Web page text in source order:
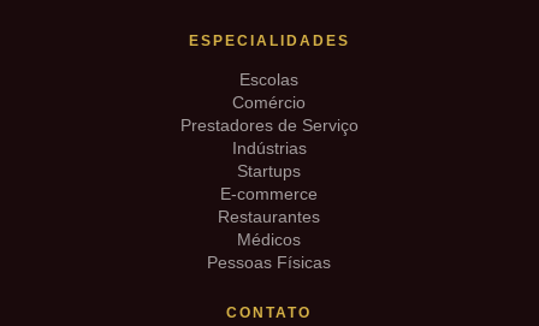
ESPECIALIDADES
Escolas
Comércio
Prestadores de Serviço
Indústrias
Startups
E-commerce
Restaurantes
Médicos
Pessoas Físicas
CONTATO